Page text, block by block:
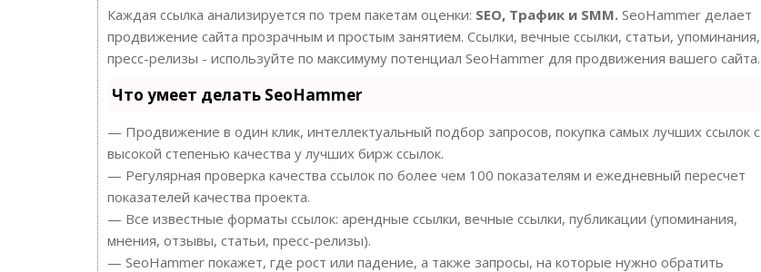
Каждая ссылка анализируется по трем пакетам оценки: SEO, Трафик и SMM. SeoHammer делает
продвижение сайта прозрачным и простым занятием. Ссылки, вечные ссылки, статьи, упоминания,
пресс-релизы - используйте по максимуму потенциал SeoHammer для продвижения вашего сайта.
Что умеет делать SeoHammer
— Продвижение в один клик, интеллектуальный подбор запросов, покупка самых лучших ссылок с
высокой степенью качества у лучших бирж ссылок.
— Регулярная проверка качества ссылок по более чем 100 показателям и ежедневный пересчет
показателей качества проекта.
— Все известные форматы ссылок: арендные ссылки, вечные ссылки, публикации (упоминания,
мнения, отзывы, статьи, пресс-релизы).
— SeoHammer покажет, где рост или падение, а также запросы, на которые нужно обратить